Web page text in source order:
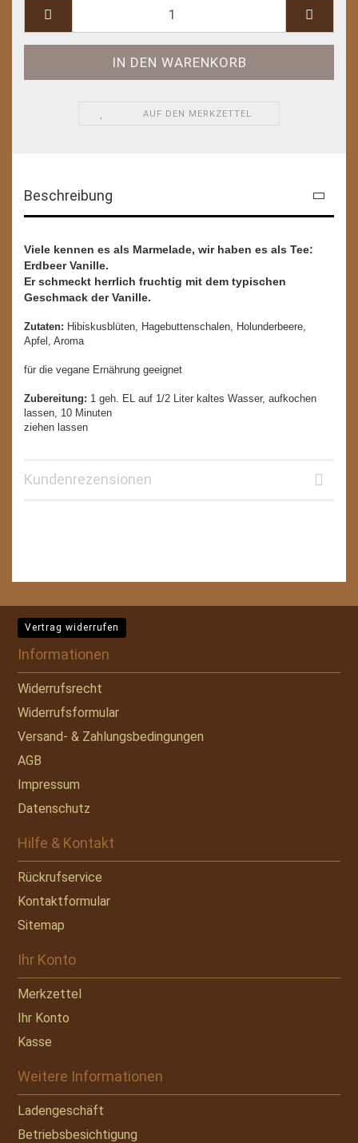
AUF DEN MERKZETTEL
Beschreibung
Viele kennen es als Marmelade, wir haben es als Tee:
Erdbeer Vanille.
Er schmeckt herrlich fruchtig mit dem typischen
Geschmack der Vanille.
Zutaten: Hibiskusblüten, Hagebuttenschalen, Holunderbeere,
Apfel, Aroma
für die vegane Ernährung geeignet
Zubereitung: 1 geh. EL auf 1/2 Liter kaltes Wasser, aufkochen
lassen, 10 Minuten
ziehen lassen
Kundenrezensionen
Vertrag widerrufen
Informationen
Widerrufsrecht
Widerrufsformular
Versand- & Zahlungsbedingungen
AGB
Impressum
Datenschutz
Hilfe & Kontakt
Rückrufservice
Kontaktformular
Sitemap
Ihr Konto
Merkzettel
Ihr Konto
Kasse
Weitere Informationen
Ladengeschäft
Betriebsbesichtigung